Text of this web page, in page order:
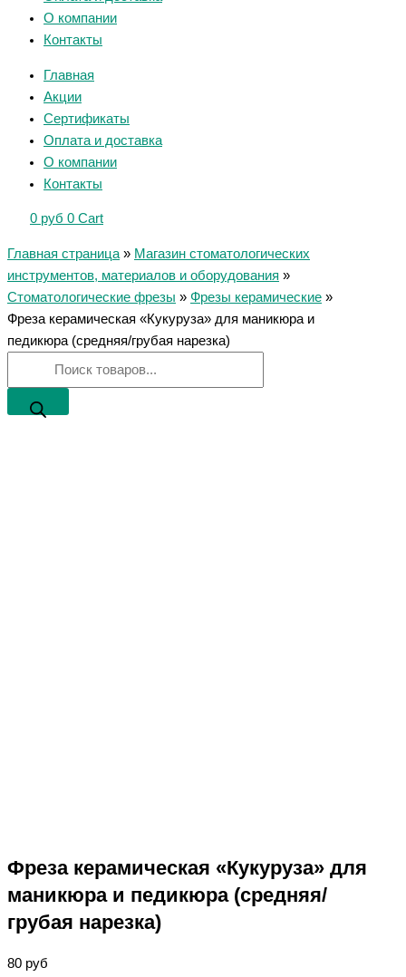
О компании
Контакты
Главная
Акции
Сертификаты
Оплата и доставка
О компании
Контакты
0 руб 0 Cart
Главная страница » Магазин стоматологических
инструментов, материалов и оборудования »
Стоматологические фрезы » Фрезы керамические »
Фреза керамическая «Кукуруза» для маникюра и
педикюра (средняя/грубая нарезка)
Фреза керамическая «Кукуруза» для
маникюра и педикюра (средняя/
грубая нарезка)
80 руб